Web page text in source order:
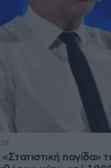
παγίδα»